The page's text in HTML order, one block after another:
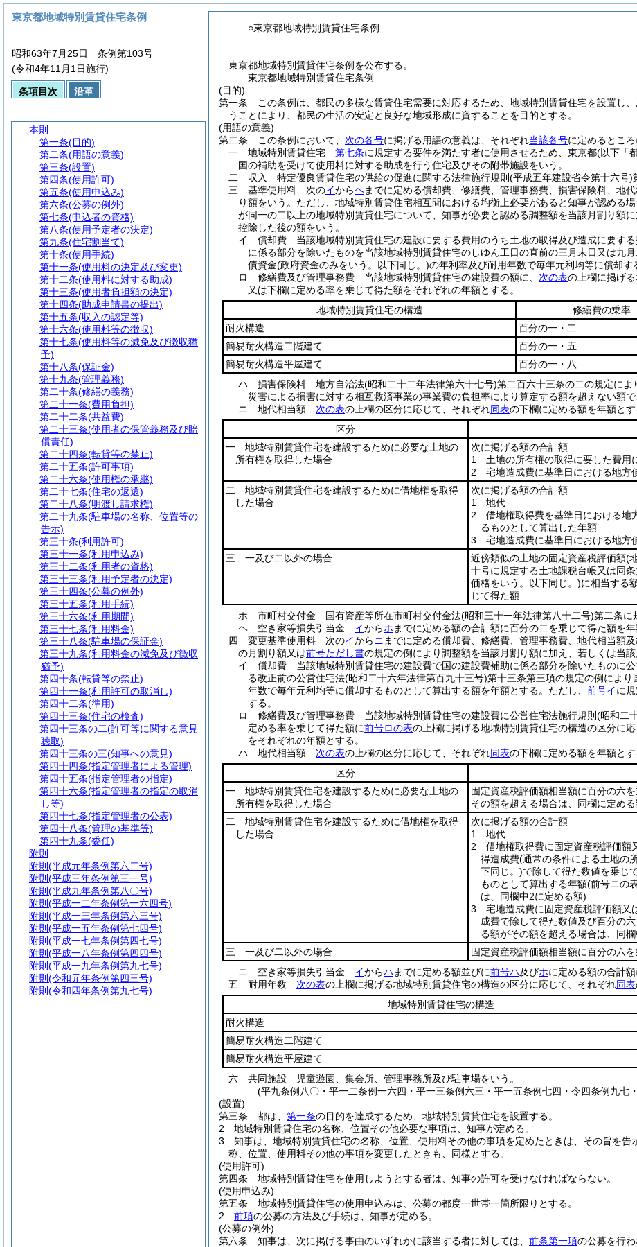
○東京都地域特別賃貸住宅条例
東京都地域特別賃貸住宅条例を公布する。
東京都地域特別賃貸住宅条例
(目的)
第一条
この条例は、都民の多様な賃貸住宅需要に対応するため、地域特別賃貸住宅を設置し
うことにより、都民の生活の安定と良好な地域形成に資することを目的とする。
(用語の意義)
第二条
この条例において、 次の各号に掲げる用語の意義は、それぞれ当該各号に定めるところ
一
地域特別賃貸住宅 第七条に規定する要件を満たす者に使用させるため、東京都(以下「
国の補助を受けて使用料に対する助成を行う住宅及びその附帯施設をいう。
二
収入 特定優良賃貸住宅の供給の促進に関する法律施行規則 (平成五年建設省令第十六号)
三
基準使用料 次のイからヘまでに定める償却費、修繕費、管理事務費、損害保険料、地
り額をいう。 ただし、地域特別賃貸住宅相互間における均衡上必要があると知事が認める
が同一の二以上の地域特別賃貸住宅について、知事が必要と認める調整額を当該月割り額
控除した後の額をいう。
イ
償却費 当該地域特別賃貸住宅の建設に要する費用のうち土地の取得及び造成に要する
に係る部分を除いたものを当該地域特別賃貸住宅のしゆん工日の直前の三月末日又は九
債資金(政府資金のみをいう。以下同じ。)の年利率及び耐用年数で毎年元利均等に償却す
ロ
修繕費及び管理事務費 当該地域特別賃貸住宅の建設費の額に、 次の表の上欄に掲げ
又は下欄に定める率を乗じて得た額をそれぞれの年額とする。
地域特別賃貸住宅の構造
修繕費の乗率
耐火構造
百分の一・二
簡易耐火構造二階建て
百分の一・五
簡易耐火構造平屋建て
百分の一・八
ハ
損害保険料 地方自治法(昭和二十二年法律第六十七号)第二百六十三条の二の規定に
災害による損害に対する相互救済事業の事業費の負担率により算定する額を超えない額
ニ
地代相当額 次の表の上欄の区分に応じて、それぞれ同表の下欄に定める額を年額とす
区分
一 地域特別賃貸住宅を建設するために必要な土地の
所有権を取得した場合
次に掲げる額の合計額
1 土地の所有権の取得に要した費用
2 宅地造成費に基準日における地方
二 地域特別賃貸住宅を建設するために借地権を取得
した場合
次に掲げる額の合計額
1 地代
2 借地権取得費を基準日における地
るものとして算出した年額
3 宅地造成費に基準日における地方
三 一及び二以外の場合
近傍類似の土地の固定資産税評価額(
十号に規定する土地課税台帳又は同
価格をいう。以下同じ。)に相当する
じて得た額
ホ
市町村交付金 国有資産等所在市町村交付金法(昭和三十一年法律第八十二号)第二条に
ヘ
空き家等損失引当金 イからホ までに定める額の合計額に百分の二を乗じて得た額を年
四
変更基準使用料 次のイからニ までに定める償却費、修繕費、管理事務費、地代相当額
の月割り額又は前号ただし書の規定の例により調整額を当該月割り額に加え、若しくは当
イ
償却費 当該地域特別賃貸住宅の建設費で国の建設費補助に係る部分を除いたものに
る改正前の公営住宅法(昭和二十六年法律第百九十三号)第十三条第三項の規定の例によ
年数で毎年元利均等に償却するものとして算出する額を年額とする。 ただし、 前号イに
する。
ロ
修繕費及び管理事務費 当該地域特別賃貸住宅の建設費に公営住宅法施行規則 (昭和二
定める率を乗じて得た額に前号ロの表の上欄に掲げる地域特別賃貸住宅の構造の区分に
をそれぞれの年額とする。
ハ
地代相当額 次の表の上欄の区分に応じて、それぞれ同表の下欄に定める額を年額とす
区分
一 地域特別賃貸住宅を建設するために必要な土地の
所有権を取得した場合
固定資産税評価額相当額に百分の六
その額を超える場合は、同欄に定め
二 地域特別賃貸住宅を建設するために借地権を取得
した場合
次に掲げる額の合計額
1 地代
2 借地権取得費に固定資産税評価額
得造成費(通常の条件による土地の
下同じ。)で除して得た数値を乗じ
ものとして算出する年額(前号ニの
は、同欄中2に定める額)
3 宅地造成費に固定資産税評価額又
成費で除して得た数値及び百分の
る額がその額を超える場合は、同
三 一及び二以外の場合
固定資産税評価額相当額に百分の六
ニ
空き家等損失引当金 イからハ までに定める額並びに前号ハ及びホに定める額の合計
五
耐用年数 次の表の上欄に掲げる地域特別賃貸住宅の構造の区分に応じて、それぞれ同表
地域特別賃貸住宅の構造
耐火構造
簡易耐火構造二階建て
簡易耐火構造平屋建て
六
共同施設 児童遊園、集会所、管理事務所及び駐車場をいう。
(平九条例八〇・平一二条例一六四・平一三条例六三・平一五条例七四・令四条例九七
(設置)
第三条
都は、 第一条の目的を達成するため、地域特別賃貸住宅を設置する。
2
地域特別賃貸住宅の名称、位置その他必要な事項は、知事が定める。
3
知事は、地域特別賃貸住宅の名称、位置、使用料その他の事項を定めたときは、その旨を告
称、位置、使用料その他の事項を変更したときも、同様とする。
(使用許可)
第四条
地域特別賃貸住宅を使用しようとする者は、知事の許可を受けなければならない。
(使用申込み)
第五条
地域特別賃貸住宅の使用申込みは、公募の都度一世帯一箇所限りとする。
2
前項の公募の方法及び手続は、知事が定める。
(公募の例外)
第六条
知事は、次に掲げる事由のいずれかに該当する者に対しては、 前条第一項の公募を行
東京都地域特別賃貸住宅条例
昭和63年7月25日 条例第103号
(令和4年11月1日施行)
条項目次 沿革
本則
第一条(目的)
第二条(用語の意義)
第三条(設置)
第四条(使用許可)
第五条(使用申込み)
第六条(公募の例外)
第七条(申込者の資格)
第八条(使用予定者の決定)
第九条(住宅割当て)
第十条(使用手続)
第十一条(使用料の決定及び変更)
第十二条(使用料に対する助成)
第十三条(使用者負担額の決定)
第十四条(助成申請書の提出)
第十五条(収入の認定等)
第十六条(使用料等の徴収)
第十七条(使用料等の減免及び徴収猶
予)
第十八条(保証金)
第十九条(管理義務)
第二十条(修繕の義務)
第二十一条(費用負担)
第二十二条(共益費)
第二十三条(使用者の保管義務及び賠
償責任)
第二十四条(転貸等の禁止)
第二十五条(許可事項)
第二十六条(使用権の承継)
第二十七条(住宅の返還)
第二十八条(明渡し請求権)
第二十九条(駐車場の名称、位置等の
告示)
第三十条(利用許可)
第三十一条(利用申込み)
第三十二条(利用者の資格)
第三十三条(利用予定者の決定)
第三十四条(公募の例外)
第三十五条(利用手続)
第三十六条(利用期間)
第三十七条(利用料金)
第三十八条(駐車場の保証金)
第三十九条(利用料金の減免及び徴収
猶予)
第四十条(転貸等の禁止)
第四十一条(利用許可の取消し)
第四十二条(準用)
第四十三条(住宅の検査)
第四十三条の二(許可等に関する意見
聴取)
第四十三条の三(知事への意見)
第四十四条(指定管理者による管理)
第四十五条(指定管理者の指定)
第四十六条(指定管理者の指定の取消
し等)
第四十七条(指定管理者の公表)
第四十八条(管理の基準等)
第四十九条(委任)
附則
附則 (平成元年条例第六二号)
附則 (平成三年条例第三一号)
附則 (平成九年条例第八〇号)
附則 (平成一二年条例第一六四号)
附則 (平成一三年条例第六三号)
附則 (平成一五年条例第七四号)
附則 (平成一七年条例第四七号)
附則 (平成一八年条例第四四号)
附則 (平成一九年条例第九七号)
附則 (令和元年条例第四三号)
附則 (令和四年条例第九七号)